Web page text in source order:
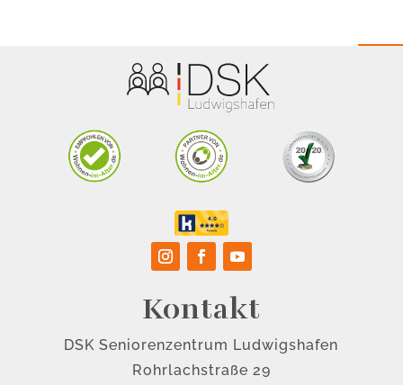
Kontakt
DSK Seniorenzentrum Ludwigshafen
Rohrlachstraße 29